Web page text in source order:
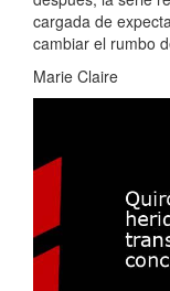
cargada de
cambiar el rumbo
Marie Claire